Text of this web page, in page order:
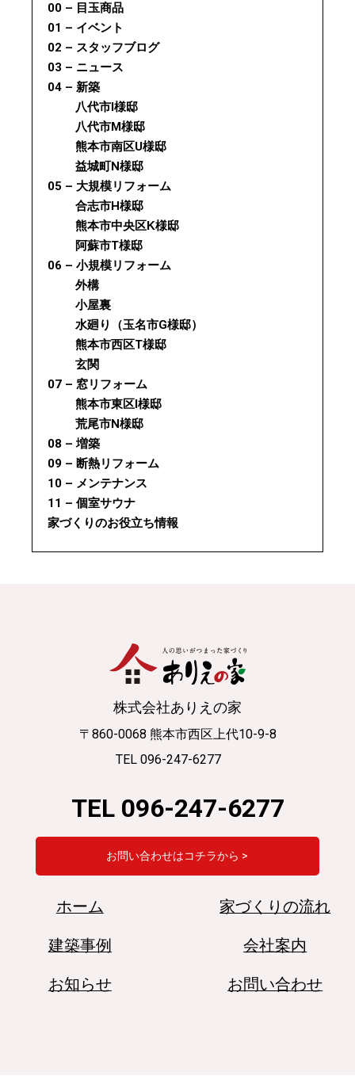
00 – 目玉商品
01 – イベント
02 – スタッフブログ
03 – ニュース
04 – 新築
八代市I様邸
八代市M様邸
熊本市南区U様邸
益城町N様邸
05 – 大規模リフォーム
合志市H様邸
熊本市中央区K様邸
阿蘇市T様邸
06 – 小規模リフォーム
外構
小屋裏
水廻り（玉名市G様邸）
熊本市西区T様邸
玄関
07 – 窓リフォーム
熊本市東区I様邸
荒尾市N様邸
08 – 増築
09 – 断熱リフォーム
10 – メンテナンス
11 – 個室サウナ
家づくりのお役立ち情報
株式会社ありえの家
〒860-0068 熊本市西区上代10-9-8
TEL 096-247-6277
TEL 096-247-6277
お問い合わせはコチラから >
ホーム 家づくりの流れ
建築事例 会社案内
お知らせ お問い合わせ